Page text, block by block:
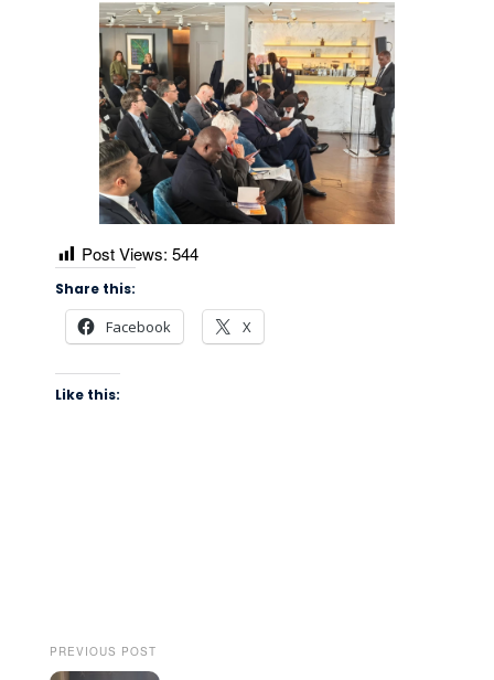
Post Views: 544
Share this:
Facebook X
Like this:
PREVIOUS POST